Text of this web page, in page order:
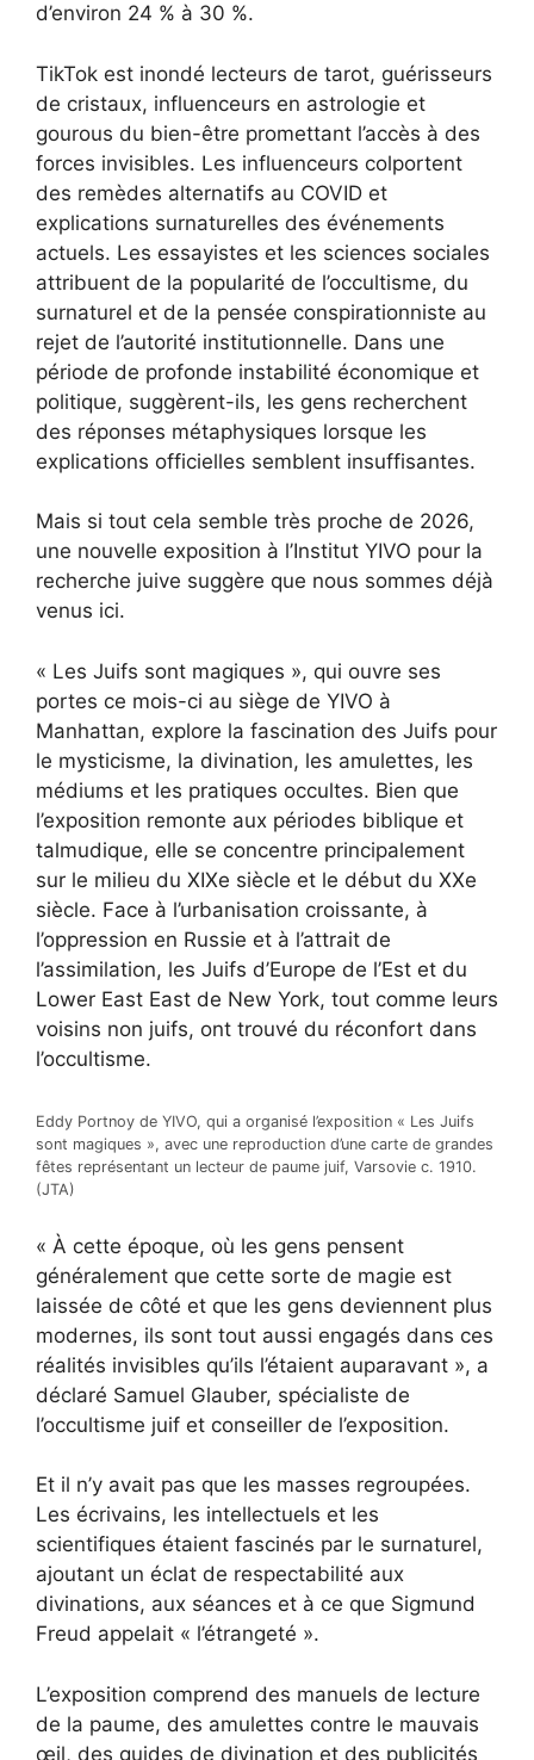
d’environ 24 % à 30 %.
TikTok est inondé lecteurs de tarot, guérisseurs
de cristaux, influenceurs en astrologie et
gourous du bien-être promettant l’accès à des
forces invisibles. Les influenceurs colportent
des remèdes alternatifs au COVID et
explications surnaturelles des événements
actuels. Les essayistes et les sciences sociales
attribuent de la popularité de l’occultisme, du
surnaturel et de la pensée conspirationniste au
rejet de l’autorité institutionnelle. Dans une
période de profonde instabilité économique et
politique, suggèrent-ils, les gens recherchent
des réponses métaphysiques lorsque les
explications officielles semblent insuffisantes.
Mais si tout cela semble très proche de 2026,
une nouvelle exposition à l’Institut YIVO pour la
recherche juive suggère que nous sommes déjà
venus ici.
« Les Juifs sont magiques », qui ouvre ses
portes ce mois-ci au siège de YIVO à
Manhattan, explore la fascination des Juifs pour
le mysticisme, la divination, les amulettes, les
médiums et les pratiques occultes. Bien que
l’exposition remonte aux périodes biblique et
talmudique, elle se concentre principalement
sur le milieu du XIXe siècle et le début du XXe
siècle. Face à l’urbanisation croissante, à
l’oppression en Russie et à l’attrait de
l’assimilation, les Juifs d’Europe de l’Est et du
Lower East East de New York, tout comme leurs
voisins non juifs, ont trouvé du réconfort dans
l’occultisme.
Eddy Portnoy de YIVO, qui a organisé l’exposition « Les Juifs
sont magiques », avec une reproduction d’une carte de grandes
fêtes représentant un lecteur de paume juif, Varsovie c. 1910.
(JTA)
« À cette époque, où les gens pensent
généralement que cette sorte de magie est
laissée de côté et que les gens deviennent plus
modernes, ils sont tout aussi engagés dans ces
réalités invisibles qu’ils l’étaient auparavant », a
déclaré Samuel Glauber, spécialiste de
l’occultisme juif et conseiller de l’exposition.
Et il n’y avait pas que les masses regroupées.
Les écrivains, les intellectuels et les
scientifiques étaient fascinés par le surnaturel,
ajoutant un éclat de respectabilité aux
divinations, aux séances et à ce que Sigmund
Freud appelait « l’étrangeté ».
L’exposition comprend des manuels de lecture
de la paume, des amulettes contre le mauvais
œil, des guides de divination et des publicités